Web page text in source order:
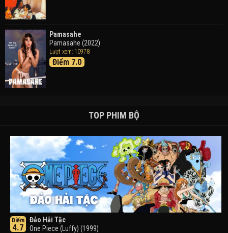
Pamasahe
Pamasahe (2022)
Lượt xem: 10978
Điểm 7.0
TOP PHIM BỘ
Điểm
4.7
Đảo Hải Tặc
One Piece (Luffy) (1999)